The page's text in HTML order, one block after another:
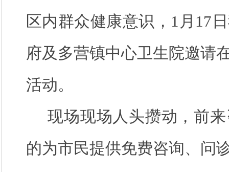
区内群众健康意识，1月17
府及多营镇中心卫生院邀请
活动。
现场现场人头攒动，前
的为市民提供免费咨询、问